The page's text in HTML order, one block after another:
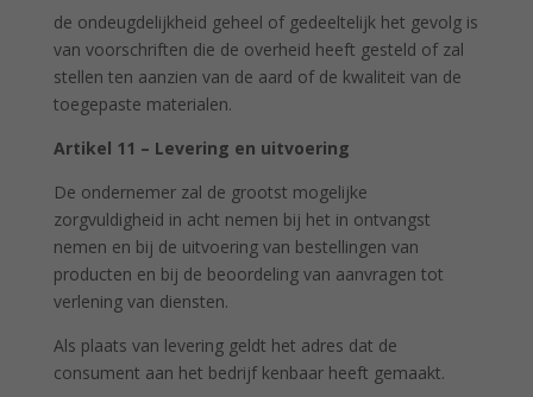
de ondeugdelijkheid geheel of gedeeltelijk het gevolg is
van voorschriften die de overheid heeft gesteld of zal
stellen ten aanzien van de aard of de kwaliteit van de
toegepaste materialen.
Artikel 11 – Levering en uitvoering
De ondernemer zal de grootst mogelijke
zorgvuldigheid in acht nemen bij het in ontvangst
nemen en bij de uitvoering van bestellingen van
producten en bij de beoordeling van aanvragen tot
verlening van diensten.
Als plaats van levering geldt het adres dat de
consument aan het bedrijf kenbaar heeft gemaakt.